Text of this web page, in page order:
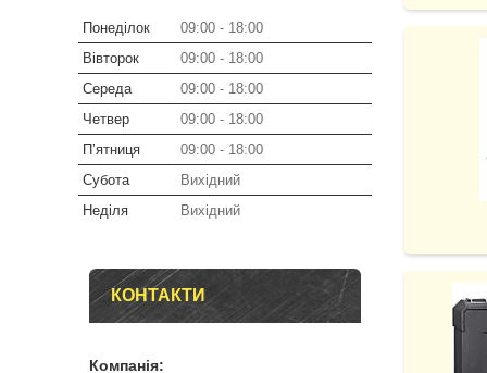
Понеділок 09:00
18:00
Вівторок
09:00
18:00
Середа
09:00
18:00
Четвер
09:00
18:00
Пʼятниця
09:00
18:00
Субота
Вихідний
Неділя
Вихідний
КОНТАКТИ